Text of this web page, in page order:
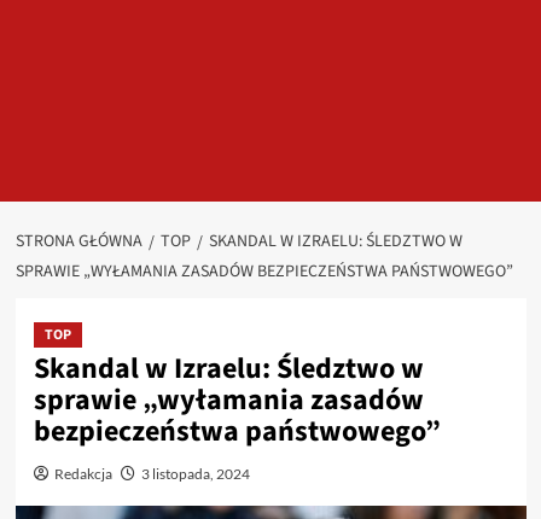
STRONA GŁÓWNA TOP
SKANDAL W IZRAELU: ŚLEDZTWO W
SPRAWIE „WYŁAMANIA ZASADÓW BEZPIECZEŃSTWA PAŃSTWOWEGO”
TOP
Skandal w Izraelu: Śledztwo w
sprawie „wyłamania zasadów
bezpieczeństwa państwowego”
Redakcja 3 listopada, 2024